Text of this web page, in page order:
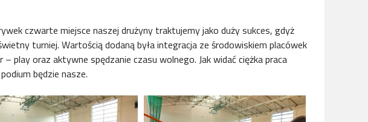
czwarte miejsce naszej drużyny traktujemy jako duży sukces, gdyż
turniej. Wartością dodaną była integracja ze środowiskiem placówek
play oraz aktywne spędzanie czasu wolnego. Jak widać ciężka praca
będzie nasze.